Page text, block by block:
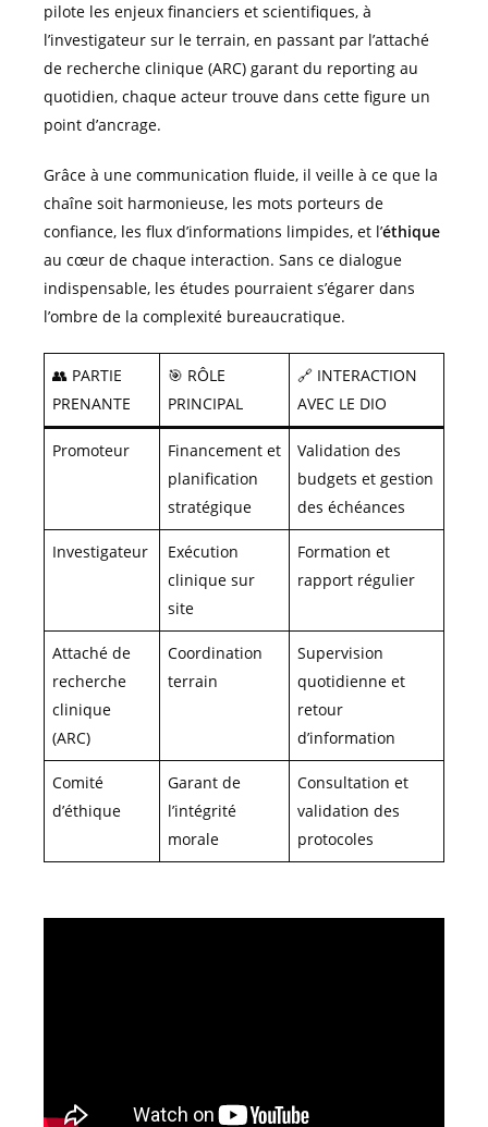
pilote les enjeux financiers et scientifiques, à
l’investigateur sur le terrain, en passant par l’attaché
de recherche clinique (ARC) garant du reporting au
quotidien, chaque acteur trouve dans cette figure un
point d’ancrage.
Grâce à une communication fluide, il veille à ce que la
chaîne soit harmonieuse, les mots porteurs de
confiance, les flux d’informations limpides, et l’éthique
au cœur de chaque interaction. Sans ce dialogue
indispensable, les études pourraient s’égarer dans
l’ombre de la complexité bureaucratique.
👥 PARTIE
PRENANTE
🎯 RÔLE
PRINCIPAL
🔗 INTERACTION
AVEC LE DIO
Promoteur
Financement et
planification
stratégique
Validation des
budgets et gestion
des échéances
Investigateur
Exécution
clinique sur
site
Formation et
rapport régulier
Attaché de
recherche
clinique
(ARC)
Coordination
terrain
Supervision
quotidienne et
retour
d’information
Comité
d’éthique
Garant de
l’intégrité
morale
Consultation et
validation des
protocoles